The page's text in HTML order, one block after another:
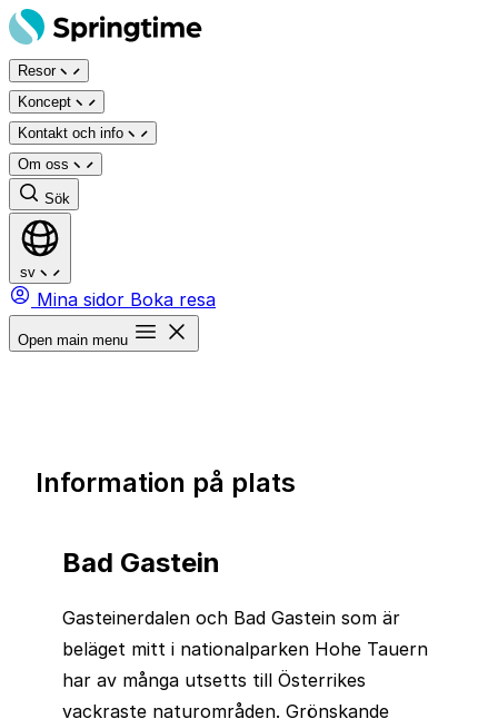
Hoppa
till
innehåll
Resor
Koncept
Kontakt och info
Om oss
Sök
sv
Mina sidor Boka resa
Open main menu
Information på plats
Bad Gastein
Gasteinerdalen och Bad Gastein som är
beläget mitt i nationalparken Hohe Tauern
har av många utsetts till Österrikes
vackraste naturområden. Grönskande